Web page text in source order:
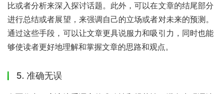
比或者分析来深入探讨话题。此外，可以在文章的结尾部分
进行总结或者展望，来强调自己的立场或者对未来的预测。
通过这些手段，可以让文章更具说服力和吸引力，同时也能
够使读者更好地理解和掌握文章的思路和观点。
5. 准确无误